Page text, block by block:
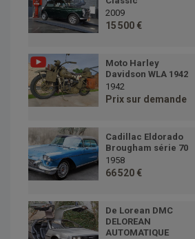
2009
15 500 €
Moto Harley
Davidson WLA 1942
1942
Prix sur demande
Cadillac Eldorado
Brougham série 70
1958
66 520 €
De Lorean DMC
DELOREAN
AUTOMATIQUE